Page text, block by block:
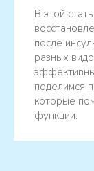
В этой
после
разных
поделимся
которые
функции.